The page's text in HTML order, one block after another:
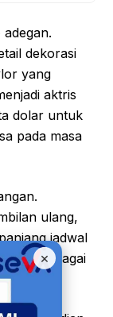
dekorasi
yang
aktris
dolar untuk
pada masa
ulang,
jadwal
sebagai
×